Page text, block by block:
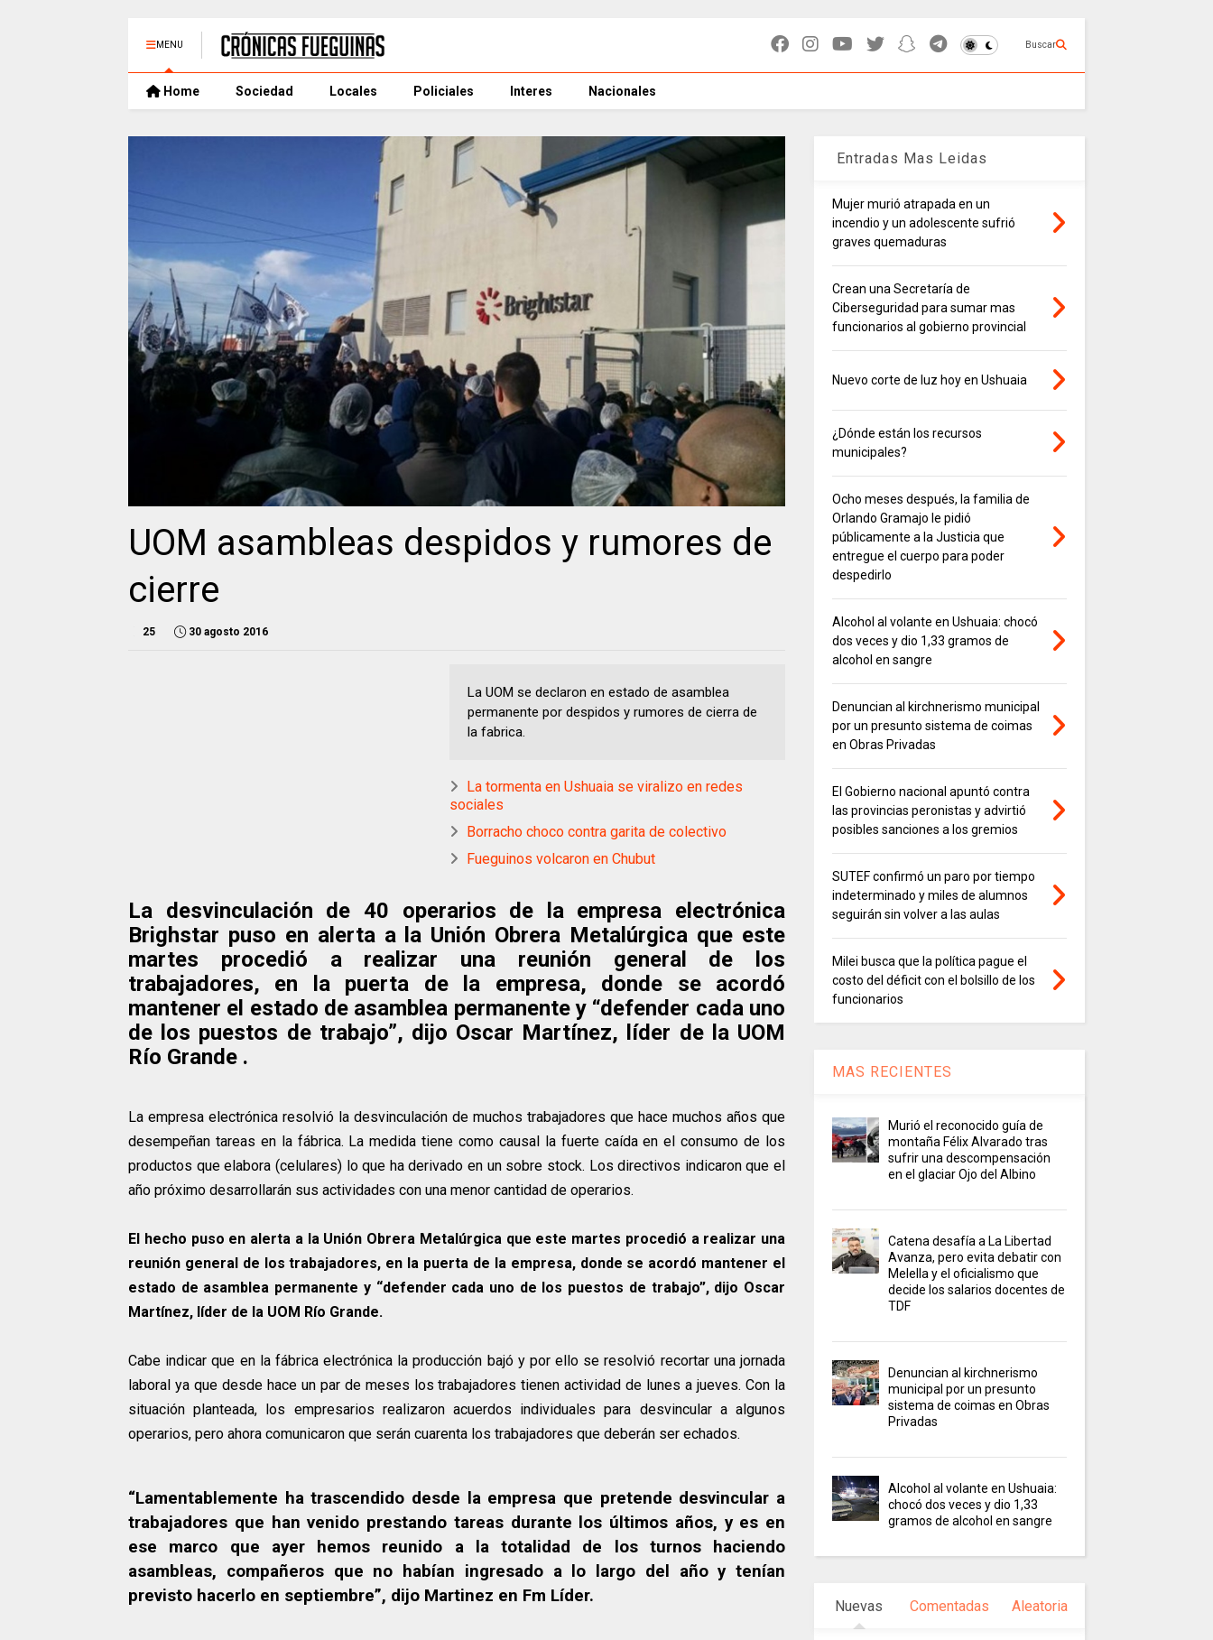
MENU Buscar
Home Sociedad Locales Policiales Interes Nacionales
UOM asambleas despidos y rumores de
cierre
25 30 agosto 2016
La UOM se declaron en estado de asamblea
permanente por despidos y rumores de cierra de
la fabrica.
La tormenta en Ushuaia se viralizo en redes
sociales
Borracho choco contra garita de colectivo
Fueguinos volcaron en Chubut
La desvinculación de 40 operarios de la empresa electrónica
Brighstar puso en alerta a la Unión Obrera Metalúrgica que este
martes procedió a realizar una reunión general de los
trabajadores, en la puerta de la empresa, donde se acordó
mantener el estado de asamblea permanente y “defender cada uno
de los puestos de trabajo”, dijo Oscar Martínez, líder de la UOM
Río Grande .
La empresa electrónica resolvió la desvinculación de muchos trabajadores que hace muchos años que
desempeñan tareas en la fábrica. La medida tiene como causal la fuerte caída en el consumo de los
productos que elabora (celulares) lo que ha derivado en un sobre stock. Los directivos indicaron que el
año próximo desarrollarán sus actividades con una menor cantidad de operarios.
El hecho puso en alerta a la Unión Obrera Metalúrgica que este martes procedió a realizar una
reunión general de los trabajadores, en la puerta de la empresa, donde se acordó mantener el
estado de asamblea permanente y “defender cada uno de los puestos de trabajo”, dijo Oscar
Martínez, líder de la UOM Río Grande.
Cabe indicar que en la fábrica electrónica la producción bajó y por ello se resolvió recortar una jornada
laboral ya que desde hace un par de meses los trabajadores tienen actividad de lunes a jueves. Con la
situación planteada, los empresarios realizaron acuerdos individuales para desvincular a algunos
operarios, pero ahora comunicaron que serán cuarenta los trabajadores que deberán ser echados.
“Lamentablemente ha trascendido desde la empresa que pretende desvincular a
trabajadores que han venido prestando tareas durante los últimos años, y es en
ese marco que ayer hemos reunido a la totalidad de los turnos haciendo
asambleas, compañeros que no habían ingresado a lo largo del año y tenían
previsto hacerlo en septiembre”, dijo Martinez en Fm Líder.
Entradas Mas Leidas
Mujer murió atrapada en un
incendio y un adolescente sufrió
graves quemaduras
Crean una Secretaría de
Ciberseguridad para sumar mas
funcionarios al gobierno provincial
Nuevo corte de luz hoy en Ushuaia
¿Dónde están los recursos
municipales?
Ocho meses después, la familia de
Orlando Gramajo le pidió
públicamente a la Justicia que
entregue el cuerpo para poder
despedirlo
Alcohol al volante en Ushuaia: chocó
dos veces y dio 1,33 gramos de
alcohol en sangre
Denuncian al kirchnerismo municipal
por un presunto sistema de coimas
en Obras Privadas
El Gobierno nacional apuntó contra
las provincias peronistas y advirtió
posibles sanciones a los gremios
SUTEF confirmó un paro por tiempo
indeterminado y miles de alumnos
seguirán sin volver a las aulas
Milei busca que la política pague el
costo del déficit con el bolsillo de los
funcionarios
MAS RECIENTES
Murió el reconocido guía de
montaña Félix Alvarado tras
sufrir una descompensación
en el glaciar Ojo del Albino
Catena desafía a La Libertad
Avanza, pero evita debatir con
Melella y el oficialismo que
decide los salarios docentes de
TDF
Denuncian al kirchnerismo
municipal por un presunto
sistema de coimas en Obras
Privadas
Alcohol al volante en Ushuaia:
chocó dos veces y dio 1,33
gramos de alcohol en sangre
Nuevas Comentadas Aleatoria